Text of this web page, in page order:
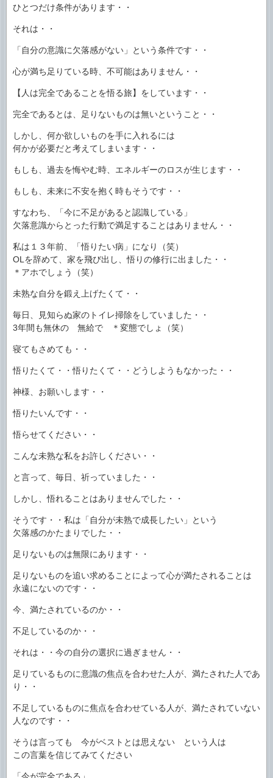
ひとつだけ条件があります・・
それは・・
「自分の意識に欠落感がない」という条件です・・
心が満ち足りている時、不可能はありません・・
【人は完全であることを悟る旅】をしています・・
完全であるとは、足りないものは無いということ・・
しかし、何か欲しいものを手に入れるには
何かが必要だと考えてしまいます・・
もしも、過去を悔やむ時、エネルギーのロスが生じます・・
もしも、未来に不安を抱く時もそうです・・
すなわち、「今に不足があると認識している」
欠落意識からとった行動で満足することはありません・・
私は１３年前、「悟りたい病」になり（笑）
OLを辞めて、家を飛び出し、悟りの修行に出ました・・
＊アホでしょう（笑）
未熟な自分を鍛え上げたくて・・
毎日、見知らぬ家のトイレ掃除をしていました・・
3年間も無休の 無給で ＊変態でしょ（笑）
寝てもさめても・・
悟りたくて・・悟りたくて・・どうしようもなかった・・
神様、お願いします・・
悟りたいんです・・
悟らせてください・・
こんな未熟な私をお許しください・・
と言って、毎日、祈っていました・・
しかし、悟れることはありませんでした・・
そうです・・私は「自分が未熟で成長したい」という
欠落感のかたまりでした・・
足りないものは無限にあります・・
足りないものを追い求めることによって心が満たされることは
永遠にないのです・・
今、満たされているのか・・
不足しているのか・・
それは・・今の自分の選択に過ぎません・・
足りているものに意識の焦点を合わせた人が、満たされた人であ
り・・
不足しているものに焦点を合わせている人が、満たされていない
人なのです・・
そうは言っても 今がベストとは思えない という人は
この言葉を信じてみてください
「今が完全である」